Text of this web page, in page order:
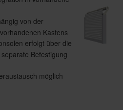
von der
Kastens
erfolgt über die
Befestigung
möglich